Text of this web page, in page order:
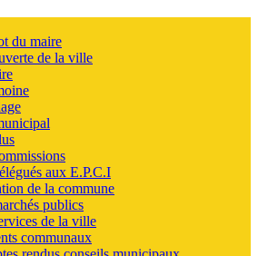
du maire
de la ville
aux E.P.C.I
de la commune
publics
de la ville
communaux